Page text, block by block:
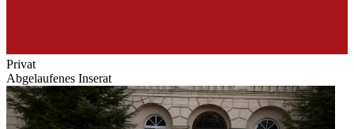
Privat
Abgelaufenes Inserat